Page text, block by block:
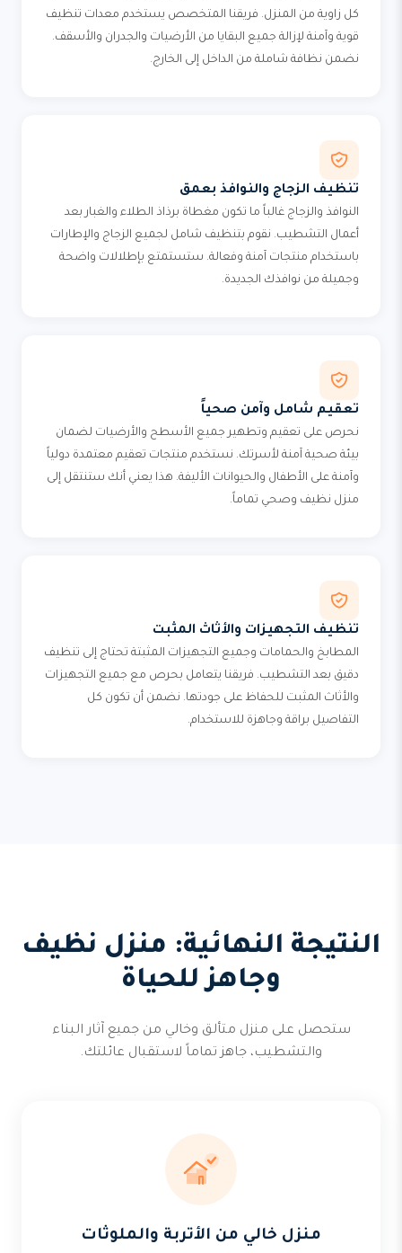
كل زاوية من المنزل. فريقنا المتخصص يستخدم معدات تنظيف
قوية وآمنة لإزالة جميع البقايا من الأرضيات والجدران والأسقف.
نضمن نظافة شاملة من الداخل إلى الخارج.
تنظيف الزجاج والنوافذ بعمق
النوافذ والزجاج غالباً ما تكون مغطاة برذاذ الطلاء والغبار بعد
أعمال التشطيب. نقوم بتنظيف شامل لجميع الزجاج والإطارات
باستخدام منتجات آمنة وفعالة. ستستمتع بإطلالات واضحة
وجميلة من نوافذك الجديدة.
تعقيم شامل وآمن صحياً
نحرص على تعقيم وتطهير جميع الأسطح والأرضيات لضمان
بيئة صحية آمنة لأسرتك. نستخدم منتجات تعقيم معتمدة دولياً
وآمنة على الأطفال والحيوانات الأليفة. هذا يعني أنك ستنتقل إلى
منزل نظيف وصحي تماماً.
تنظيف التجهيزات والأثاث المثبت
المطابخ والحمامات وجميع التجهيزات المثبتة تحتاج إلى تنظيف
دقيق بعد التشطيب. فريقنا يتعامل بحرص مع جميع التجهيزات
والأثاث المثبت للحفاظ على جودتها. نضمن أن تكون كل
التفاصيل براقة وجاهزة للاستخدام.
النتيجة النهائية: منزل نظيف
وجاهز للحياة
ستحصل على منزل متألق وخالي من جميع آثار البناء
والتشطيب، جاهز تماماً لاستقبال عائلتك.
منزل خالي من الأتربة والملوثات